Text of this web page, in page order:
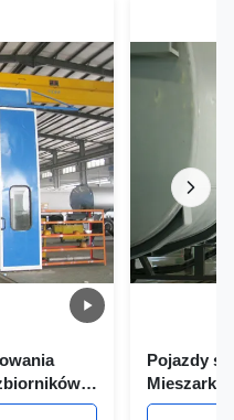
Pojazdy
Mieszarka